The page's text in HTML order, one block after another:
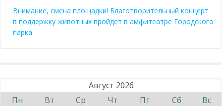
Внимание, смена площадки! Благотворительный концерт
в поддержку животных пройдет в амфитеатре Городского
парка
Август 2026
Пн
Вт Ср Чт Пт Сб
Вс